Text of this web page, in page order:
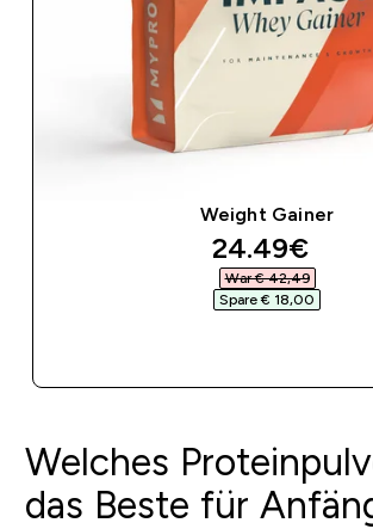
Weight Gainer
discounted
24.49€‎
War € 42,49‎
Spare € 18,00‎
Welches
das Beste für